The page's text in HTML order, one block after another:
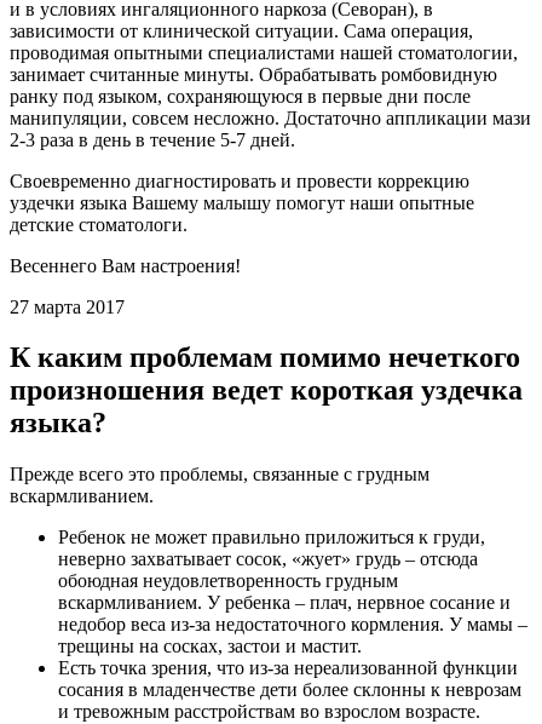
и в условиях ингаляционного наркоза (Севоран), в
зависимости от клинической ситуации. Сама операция,
проводимая опытными специалистами нашей стоматологии,
занимает считанные минуты. Обрабатывать ромбовидную
ранку под языком, сохраняющуюся в первые дни после
манипуляции, совсем несложно. Достаточно аппликации мази
2-3 раза в день в течение 5-7 дней.
Своевременно диагностировать и провести коррекцию
уздечки языка Вашему малышу помогут наши опытные
детские стоматологи.
Весеннего Вам настроения!
27 марта 2017
К каким проблемам помимо нечеткого
произношения ведет короткая уздечка
языка?
Прежде всего это проблемы, связанные с грудным
вскармливанием.
Ребенок не может правильно приложиться к груди,
неверно захватывает сосок, «жует» грудь – отсюда
обоюдная неудовлетворенность грудным
вскармливанием. У ребенка – плач, нервное сосание и
недобор веса из-за недостаточного кормления. У мамы –
трещины на сосках, застои и мастит.
Есть точка зрения, что из-за нереализованной функции
сосания в младенчестве дети более склонны к неврозам
и тревожным расстройствам во взрослом возрасте.